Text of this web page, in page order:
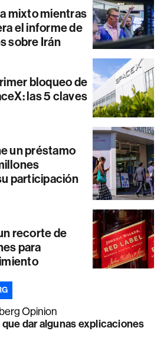
mixto mientras
el informe de
sobre Irán
bloqueo de
las 5 claves
un préstamo
participación
recorte de
para
Opinion
dar algunas explicaciones